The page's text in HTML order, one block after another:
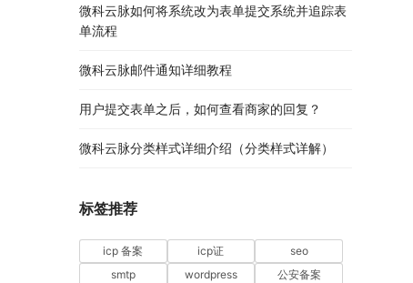
微科云脉如何将系统改为表单提交系统并追踪表
单流程
微科云脉邮件通知详细教程
用户提交表单之后，如何查看商家的回复？
微科云脉分类样式详细介绍（分类样式详解）
标签推荐
icp 备案 icp证
seo
smtp
wordpress
公安备案